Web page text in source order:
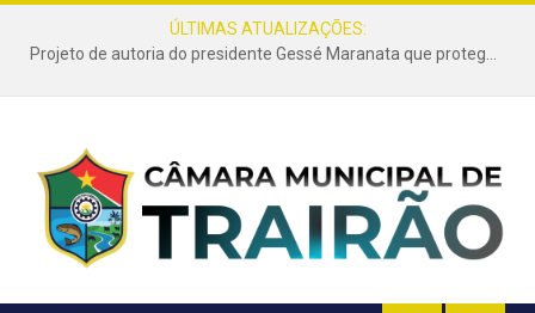
ÚLTIMAS ATUALIZAÇÕES:
Projeto de autoria do presidente Gessé Maranata que protege as estradas vicinais de Trairão é transformado em lei